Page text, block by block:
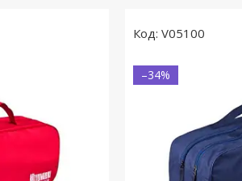
V05100
–34%